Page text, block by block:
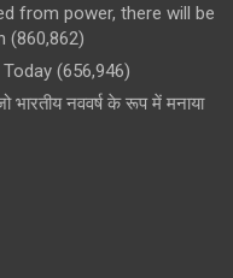
from power, there will be
(860,862)
(656,946)
भारतीय नववर्ष के रूप में मनाया